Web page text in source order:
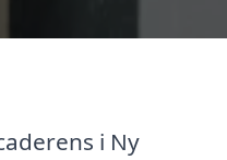
i Ny